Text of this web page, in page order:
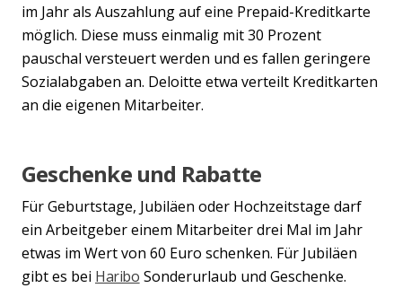
im Jahr als Auszahlung auf eine Prepaid-Kreditkarte
möglich. Diese muss einmalig mit 30 Prozent
pauschal versteuert werden und es fallen geringere
Sozialabgaben an. Deloitte etwa verteilt Kreditkarten
an die eigenen Mitarbeiter.
Geschenke und Rabatte
Für Geburtstage, Jubiläen oder Hochzeitstage darf
ein Arbeitgeber einem Mitarbeiter drei Mal im Jahr
etwas im Wert von 60 Euro schenken. Für Jubiläen
gibt es bei Haribo Sonderurlaub und Geschenke.